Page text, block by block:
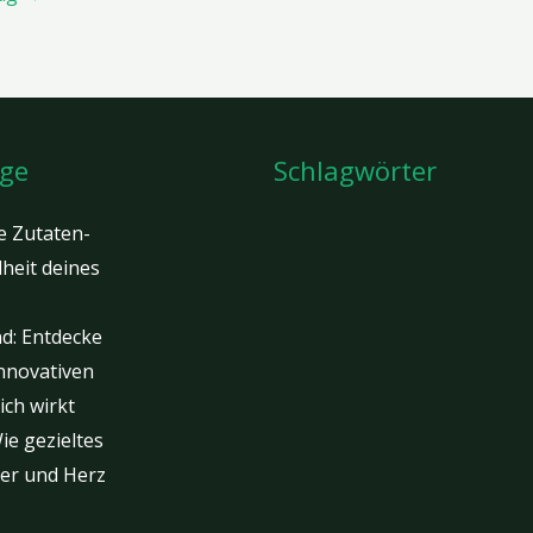
Zutaten-
deines
Entdecke
wirkt
gezieltes
und Herz
Schlagwörter